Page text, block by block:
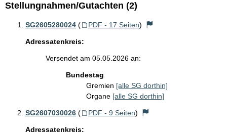
Stellungnahmen/Gutachten (2)
SG2605280024 ( PDF - 17 Seiten)
Adressatenkreis:
Versendet am 05.05.2026 an:
Bundestag
Gremien [alle SG dorthin]
Organe [alle SG dorthin]
SG2607030026 ( PDF - 9 Seiten)
Adressatenkreis: